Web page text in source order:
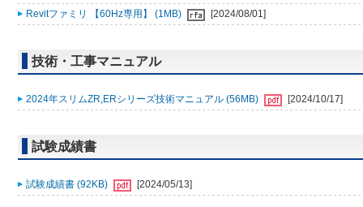
Revitファミリ 【60Hz専用】 (1MB)
[2024/08/01]
技術・工事マニュアル
2024年スリムZR,ERシリーズ技術マニュアル (56MB) [2024/10/17]
試験成績書
試験成績書 (92KB) [2024/05/13]